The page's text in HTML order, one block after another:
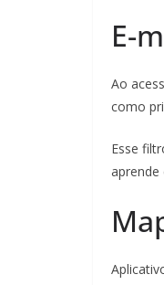
E-
Ao
como
Esse